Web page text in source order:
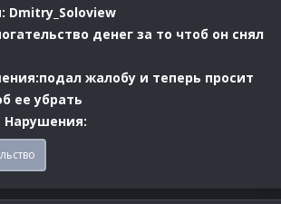
Dmitry_Soloview
денег за то чтоб он снял
жалобу и теперь просит
ее убрать
Нарушения: